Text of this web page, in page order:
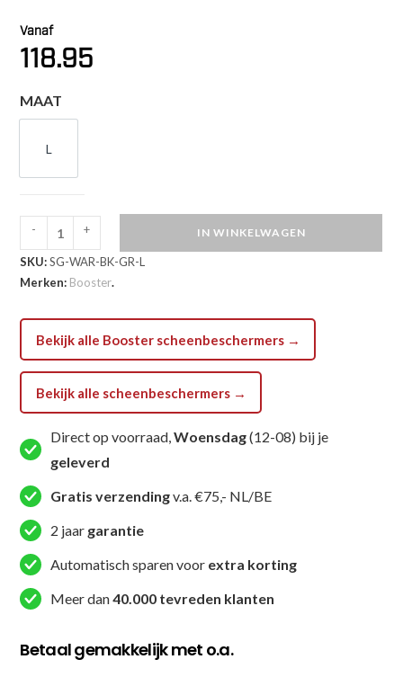
Vanaf
118.95
MAAT
L
L
Booster
Warrior
Series
(SG
WAR
BK
GR)
- + IN WINKELWAGEN
SKU:SG-WAR-BK-GR-L
Merken: Booster.
Bekijk alle Booster scheenbeschermers →
Bekijk alle scheenbeschermers →
Direct op voorraad,Woensdag(12-08) bij je
geleverd
Gratis verzendingv.a. €75,- NL/BE
2 jaar garantie
Automatisch sparen voor extra korting
Meer dan40.000 tevreden klanten
Betaal gemakkelijk met o.a.